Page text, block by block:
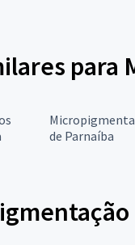
de Parnaíba